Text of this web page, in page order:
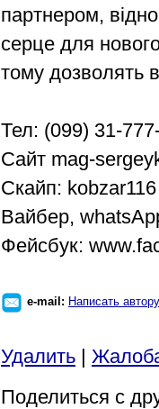
партнером,
серце для
тому дозволять
Тел: (099) 31-
Сайт mag-
Скайп: kobzar116
Вайбер,
Фейсбук:
e-mail: Написать автору
Удалить |
Поделиться с